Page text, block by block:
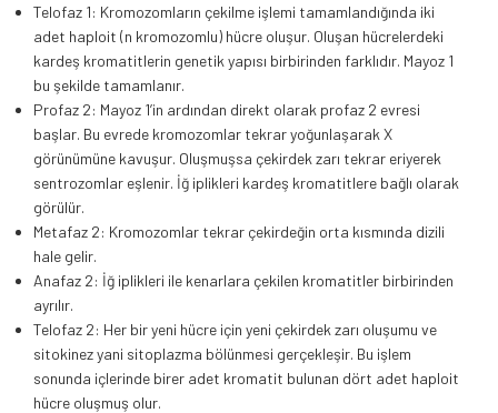
Telofaz 1: Kromozomların çekilme işlemi tamamlandığında iki
adet haploit (n kromozomlu) hücre oluşur. Oluşan hücrelerdeki
kardeş kromatitlerin genetik yapısı birbirinden farklıdır. Mayoz 1
bu şekilde tamamlanır.
Profaz 2: Mayoz 1’in ardından direkt olarak profaz 2 evresi
başlar. Bu evrede kromozomlar tekrar yoğunlaşarak X
görünümüne kavuşur. Oluşmuşsa çekirdek zarı tekrar eriyerek
sentrozomlar eşlenir. İğ iplikleri kardeş kromatitlere bağlı olarak
görülür.
Metafaz 2: Kromozomlar tekrar çekirdeğin orta kısmında dizili
hale gelir.
Anafaz 2: İğ iplikleri ile kenarlara çekilen kromatitler birbirinden
ayrılır.
Telofaz 2: Her bir yeni hücre için yeni çekirdek zarı oluşumu ve
sitokinez yani sitoplazma bölünmesi gerçekleşir. Bu işlem
sonunda içlerinde birer adet kromatit bulunan dört adet haploit
hücre oluşmuş olur.